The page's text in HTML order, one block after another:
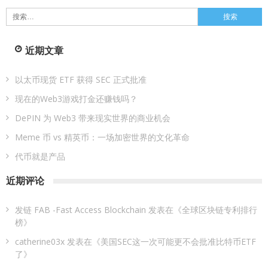
搜
索：
近期文章
以太币现货 ETF 获得 SEC 正式批准
现在的Web3游戏打金还赚钱吗？
DePIN 为 Web3 带来现实世界的商业机会
Meme 币 vs 精英币：一场加密世界的文化革命
代币就是产品
近期评论
发链 FAB -Fast Access Blockchain 发表在《全球区块链专利排行
榜》
catherine03x 发表在《美国SEC这一次可能更不会批准比特币ETF
了》